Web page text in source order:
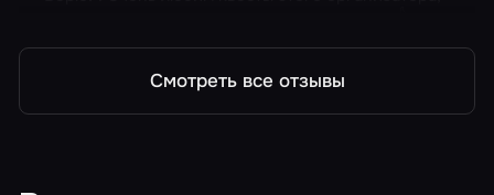
Смотреть все отзывы